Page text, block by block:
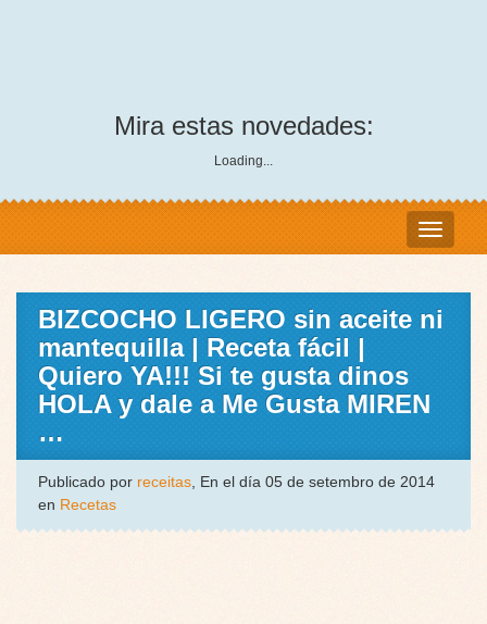
Mira estas novedades:
Loading...
BIZCOCHO LIGERO sin aceite ni
mantequilla | Receta fácil |
Quiero YA!!! Si te gusta dinos
HOLA y dale a Me Gusta MIREN
…
Publicado por receitas, En el día 05 de setembro de 2014
en Recetas